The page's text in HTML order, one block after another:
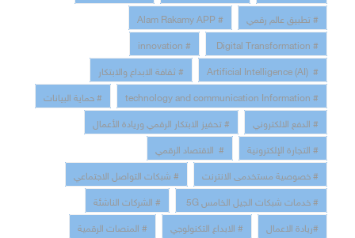
# تطبيق عالم رقمي
# Alam Rakamy APP
# Digital Transformation
# innovation
# Artificial Intelligence (AI)
# ثقافة الابداع والابتكار
# technology and communication Information
# حماية البيانات
# الدفع الالكتروني
# تحفيز الابتكار الرقمي وريادة الأعمال
# التجارة الإلكترونية
# الاقتصاد الرقمي
# خصوصية مستخدمى الانترنت
# شبكات التواصل الاجتماعي
# خدمات شبكات الجيل الخامس 5G
# الشركات الناشئة
#ريادة الاعمال
# الابداع التكنولوجي
# المنصات الرقمية